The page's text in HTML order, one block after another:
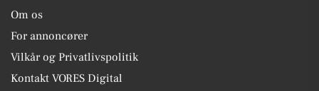
Om os
For annoncører
Vilkår og Privatlivspolitik
Kontakt VORES Digital